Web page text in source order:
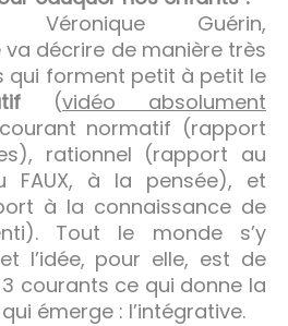
Véronique Guérin,
décrire de manière très
qui forment petit à petit le
(vidéo absolument
normatif (rapport
rationnel (rapport au
FAUX, à la pensée), et
à la connaissance de
Tout le monde s’y
l’idée, pour elle, est de
courants ce qui donne la
émerge : l’intégrative.